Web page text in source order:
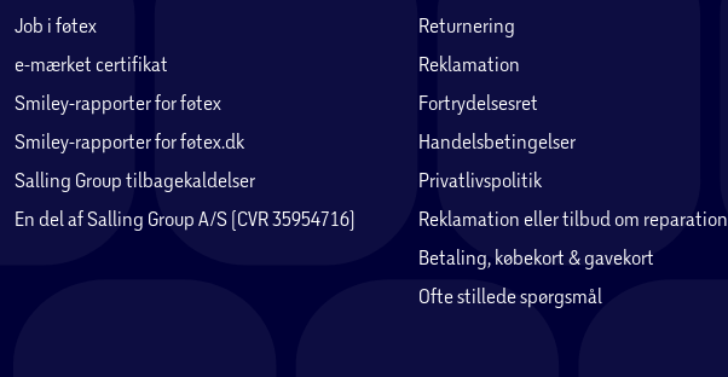
Job i føtex
e-mærket certifikat
Smiley-rapporter for føtex
Smiley-rapporter for føtex.dk
Salling Group tilbagekaldelser
En del af Salling Group A/S (CVR 35954716)
Returnering
Reklamation
Fortrydelsesret
Handelsbetingelser
Privatlivspolitik
Reklamation eller tilbud om reparation
Betaling, købekort & gavekort
Ofte stillede spørgsmål